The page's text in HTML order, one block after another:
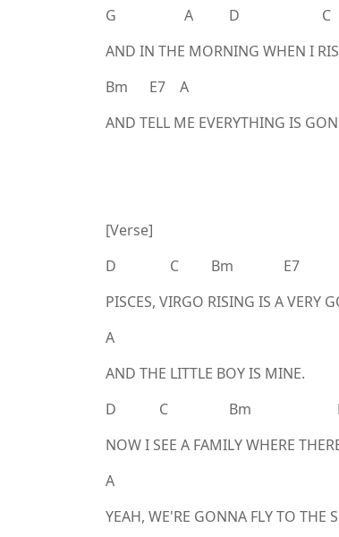
G A D C
AND IN THE MORNING WHEN I
Bm E7 A
AND TELL ME EVERYTHING IS
[Verse]
D C Bm E7
PISCES, VIRGO RISING IS A VERY
A
AND THE LITTLE BOY IS MINE.
D C Bm
NOW I SEE A FAMILY WHERE
A
YEAH, WE'RE GONNA FLY TO THE